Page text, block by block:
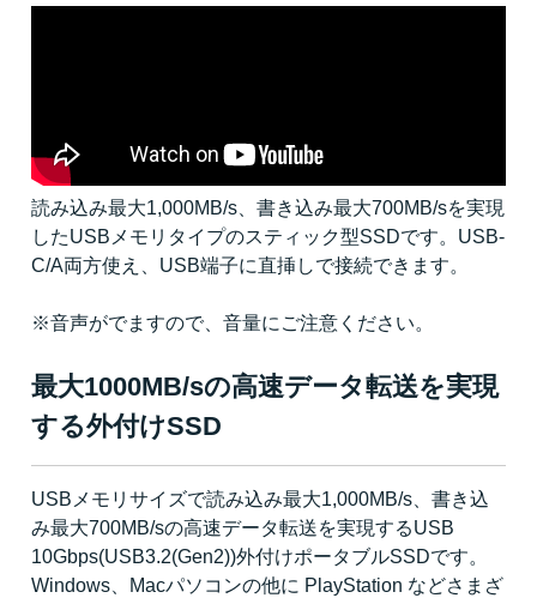
読み込み最大1,000MB/s、書き込み最大700MB/sを実現
したUSBメモリタイプのスティック型SSDです。USB-
C/A両方使え、USB端子に直挿しで接続できます。
※音声がでますので、音量にご注意ください。
最大1000MB/sの高速データ転送を実現
する外付けSSD
USBメモリサイズで読み込み最大1,000MB/s、書き込
み最大700MB/sの高速データ転送を実現するUSB
10Gbps(USB3.2(Gen2))外付けポータブルSSDです。
Windows、Macパソコンの他に PlayStation などさまざ